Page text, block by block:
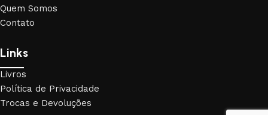
Quem Somos
Contato
Links
Livros
Política de Privacidade
Trocas e Devoluções